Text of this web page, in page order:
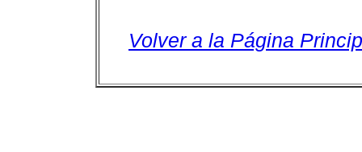
Volver a la Página